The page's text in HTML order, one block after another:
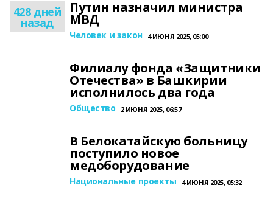
428 дней
назад
Путин назначил министра
МВД
Человек и закон 4 ИЮНЯ 2025, 05:00
Филиалу фонда «Защитники
Отечества» в Башкирии
исполнилось два года
Общество 2 ИЮНЯ 2025, 06:57
В Белокатайскую больницу
поступило новое
медоборудование
Национальные проекты 4 ИЮНЯ 2025, 05:32